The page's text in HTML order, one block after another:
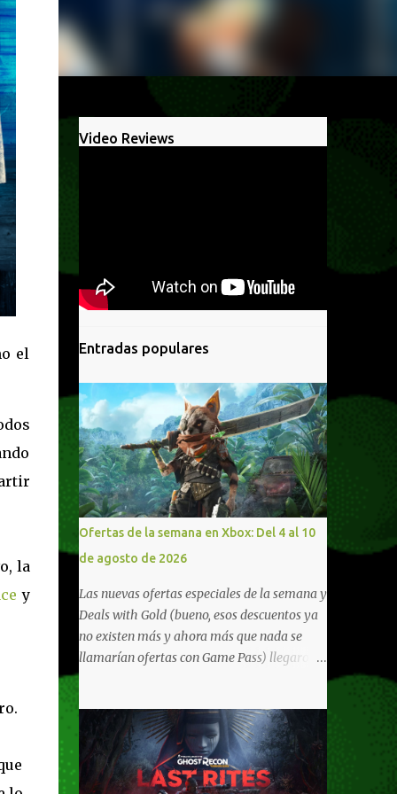
el
la
y
Video Reviews
Entradas populares
Ofertas de la semana en Xbox: Del 4 al 10
de agosto de 2026
Las nuevas ofertas especiales de la semana y
Deals with Gold (bueno, esos descuentos ya
no existen más y ahora más que nada se
llamarían ofertas con Game Pass) llegaron a
Xbox Live (lo lamento, pero cuesta decirle
10/11, varios de los juegos que están de
oferta también cuentan con soporte para
Xbox Play Anywhere, lo que nos permite
jugarlos y mantener un progreso